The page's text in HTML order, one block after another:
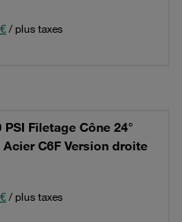
/ plus taxes
Filetage Cône 24°
Acier C6F Version droite
/ plus taxes